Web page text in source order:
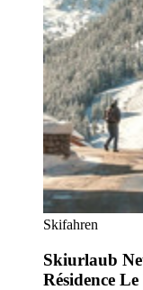
Skifahren
Skiurlaub
Résidence